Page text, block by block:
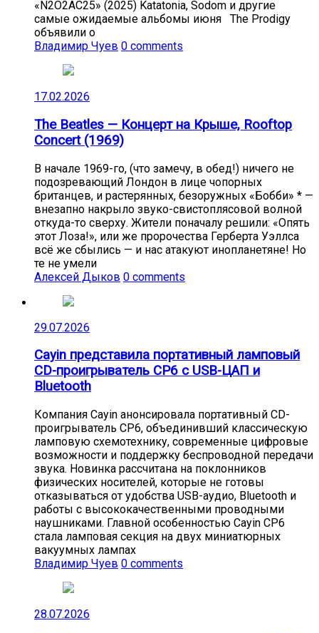
«N2O2AC25» (2025) Katatonia, Sodom и другие
самые ожидаемые альбомы июня The Prodigy
объявили о
Владимир Чуев 0 comments
17.02.2026
The Beatles — Концерт на Крыше, Rooftop
Concert (1969)
В начале 1969-го, (что замечу, в обед!) ничего не
подозревающий Лондон в лице чопорных
британцев, и растерянных, безоружных «Бобби» * —
внезапно накрыло звуко-свистоплясовой волной
откуда-то сверху. Жители поначалу решили: «Опять
этот Лоза!», или же пророчества Герберта Уэллса
всё же сбылись — и нас атакуют инопланетяне! Но
те не умели
Алексей Дыков 0 comments
29.07.2026
Cayin представила портативный ламповый
CD-проигрыватель CP6 с USB-ЦАП и
Bluetooth
Компания Cayin анонсировала портативный CD-
проигрыватель CP6, объединивший классическую
ламповую схемотехнику, современные цифровые
возможности и поддержку беспроводной передачи
звука. Новинка рассчитана на поклонников
физических носителей, которые не готовы
отказываться от удобства USB-аудио, Bluetooth и
работы с высококачественными проводными
наушниками. Главной особенностью Cayin CP6
стала ламповая секция на двух миниатюрных
вакуумных лампах
Владимир Чуев 0 comments
28.07.2026